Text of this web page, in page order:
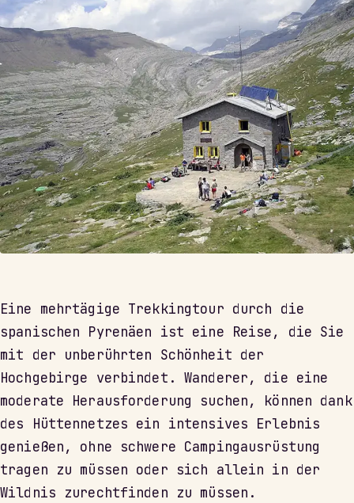
Eine mehrtägige Trekkingtour durch die
spanischen Pyrenäen ist eine Reise, die Sie
mit der unberührten Schönheit der
Hochgebirge verbindet. Wanderer, die eine
moderate Herausforderung suchen, können dank
des Hüttennetzes ein intensives Erlebnis
genießen, ohne schwere Campingausrüstung
tragen zu müssen oder sich allein in der
Wildnis zurechtfinden zu müssen.